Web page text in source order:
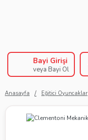
Bayi Girişi
veya Bayi Ol
Anasayfa Eğitici Oyuncaklar